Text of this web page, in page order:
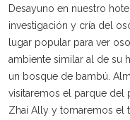
Desayuno en nuestro
investigación y cría del
lugar popular para ver
ambiente similar al de su
un bosque de bambú.
visitaremos el parque del
Zhai Ally y tomaremos el